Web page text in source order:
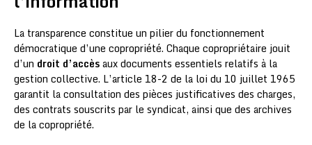
La transparence constitue un pilier du fonctionnement
démocratique d’une copropriété. Chaque copropriétaire jouit
d’un droit d’accèsaux documents essentiels relatifs à la
gestion collective. L’article 18-2 de la loi du 10 juillet 1965
garantit la consultation des pièces justificatives des charges,
des contrats souscrits par le syndicat, ainsi que des archives
de la copropriété.